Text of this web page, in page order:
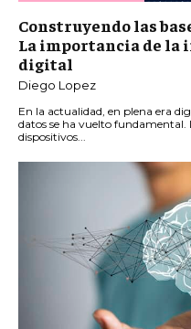
Construyendo las
La importancia de la
digital
Diego Lopez
En la actualidad, en plena era
datos se ha vuelto fundamental.
dispositivos...